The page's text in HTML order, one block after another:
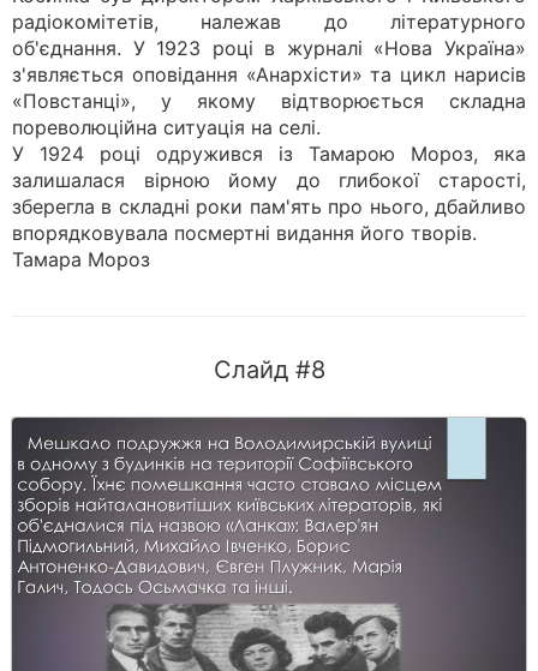
радіокомітетів, належав до літературного
об'єднання. У 1923 році в журналі «Нова Україна»
з'являється оповідання «Анархісти» та цикл нарисів
«Повстанці», у якому відтворюється складна
пореволюційна ситуація на селі.
У 1924 році одружився із Тамарою Мороз, яка
залишалася вірною йому до глибокої старості,
зберегла в складні роки пам'ять про нього, дбайливо
впорядковувала посмертні видання його творів.
Тамара Мороз
Слайд #8